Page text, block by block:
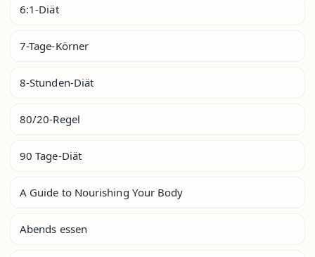
6:1-Diät
7-Tage-Körner
8-Stunden-Diät
80/20-Regel
90 Tage-Diät
A Guide to Nourishing Your Body
Abends essen